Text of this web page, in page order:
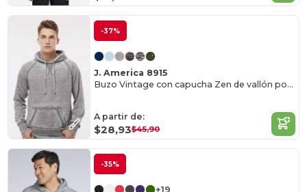
-37%
J. America 8915
Buzo Vintage con capucha Zen de vallón polar
A partir de:
$28,93$45,90
-35%
+19